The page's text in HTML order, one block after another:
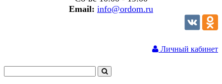
Email: info@ordom.ru
Личный кабинет